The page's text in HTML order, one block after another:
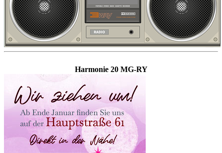
Harmonie 20 MG-RY